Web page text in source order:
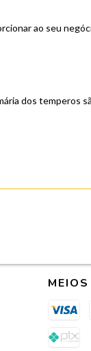
ao seu
dos temperos